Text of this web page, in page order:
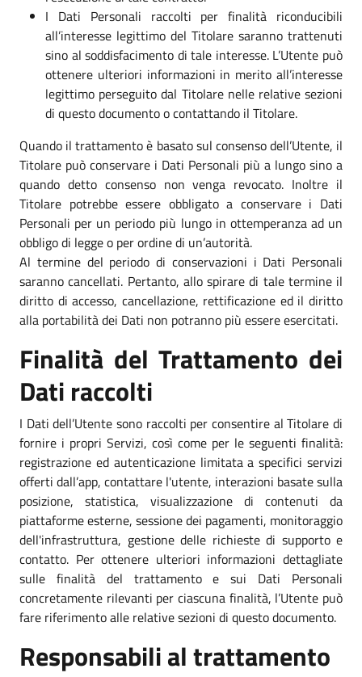
I Dati Personali raccolti per finalità riconducibili
all’interesse legittimo del Titolare saranno trattenuti
sino al soddisfacimento di tale interesse. L’Utente può
ottenere ulteriori informazioni in merito all’interesse
legittimo perseguito dal Titolare nelle relative sezioni
di questo documento o contattando il Titolare.
Quando il trattamento è basato sul consenso dell’Utente, il
Titolare può conservare i Dati Personali più a lungo sino a
quando detto consenso non venga revocato. Inoltre il
Titolare potrebbe essere obbligato a conservare i Dati
Personali per un periodo più lungo in ottemperanza ad un
obbligo di legge o per ordine di un’autorità.
Al termine del periodo di conservazioni i Dati Personali
saranno cancellati. Pertanto, allo spirare di tale termine il
diritto di accesso, cancellazione, rettificazione ed il diritto
alla portabilità dei Dati non potranno più essere esercitati.
Finalità del Trattamento dei
Dati raccolti
I Dati dell’Utente sono raccolti per consentire al Titolare di
fornire i propri Servizi, così come per le seguenti finalità:
registrazione ed autenticazione limitata a specifici servizi
offerti dall’app, contattare l'utente, interazioni basate sulla
posizione, statistica, visualizzazione di contenuti da
piattaforme esterne, sessione dei pagamenti, monitoraggio
dell'infrastruttura, gestione delle richieste di supporto e
contatto. Per ottenere ulteriori informazioni dettagliate
sulle finalità del trattamento e sui Dati Personali
concretamente rilevanti per ciascuna finalità, l’Utente può
fare riferimento alle relative sezioni di questo documento.
Responsabili al trattamento